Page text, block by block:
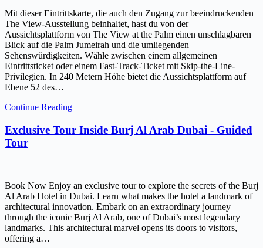
Mit dieser Eintrittskarte, die auch den Zugang zur beeindruckenden
The View-Ausstellung beinhaltet, hast du von der
Aussichtsplattform von The View at the Palm einen unschlagbaren
Blick auf die Palm Jumeirah und die umliegenden
Sehenswürdigkeiten. Wähle zwischen einem allgemeinen
Eintrittsticket oder einem Fast-Track-Ticket mit Skip-the-Line-
Privilegien. In 240 Metern Höhe bietet die Aussichtsplattform auf
Ebene 52 des…
Continue Reading
Exclusive Tour Inside Burj Al Arab Dubai - Guided
Tour
Book Now Enjoy an exclusive tour to explore the secrets of the Burj
Al Arab Hotel in Dubai. Learn what makes the hotel a landmark of
architectural innovation. Embark on an extraordinary journey
through the iconic Burj Al Arab, one of Dubai’s most legendary
landmarks. This architectural marvel opens its doors to visitors,
offering a…